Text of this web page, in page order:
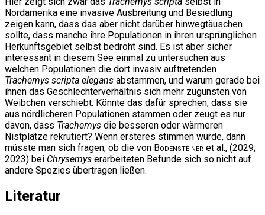
Nordamerika eine invasive Ausbreitung und Besiedlung
zeigen kann, dass das aber nicht darüber hinwegtäuschen
sollte, dass manche ihre Populationen in ihren ursprünglichen
Herkunftsgebiet selbst bedroht sind. Es ist aber sicher
interessant in diesem See einmal zu untersuchen aus
welchen Populationen die dort invasiv auftretenden
Trachemys scripta elegans abstammen, und warum gerade bei
ihnen das Geschlechterverhältnis sich mehr zugunsten von
Weibchen verschiebt. Könnte das dafür sprechen, dass sie
aus nördlicheren Populationen stammen oder zeugt es nur
davon, dass Trachemys die besseren oder wärmeren
Nistplätze rekrutiert? Wenn ersteres stimmen würde, dann
müsste man sich fragen, ob die von Bodensteiner et al., (2029;
2023) bei Chrysemys erarbeiteten Befunde sich so nicht auf
andere Spezies übertragen ließen.
Literatur